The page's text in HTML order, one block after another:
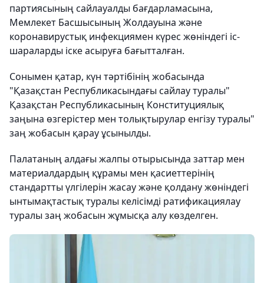
партиясының сайлауалды бағдарламасына,
Мемлекет Басшысының Жолдауына және
коронавирустық инфекциямен күрес жөніндегі іс-
шараларды іске асыруға бағытталған.
​Сонымен қатар, күн тәртібінің жобасында
"Қазақстан Республикасындағы сайлау туралы"
Қазақстан Республикасының Конституциялық
заңына өзгерістер мен толықтырулар енгізу туралы"
заң жобасын қарау ұсынылды.
​Палатаның алдағы жалпы отырысында заттар мен
материалдардың құрамы мен қасиеттерінің
стандартты үлгілерін жасау және қолдану жөніндегі
ынтымақтастық туралы келісімді ратификациялау
туралы заң жобасын жұмысқа алу көзделген.